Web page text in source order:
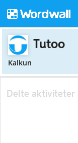
Tutoo
Kalkun
Delte aktiviteter